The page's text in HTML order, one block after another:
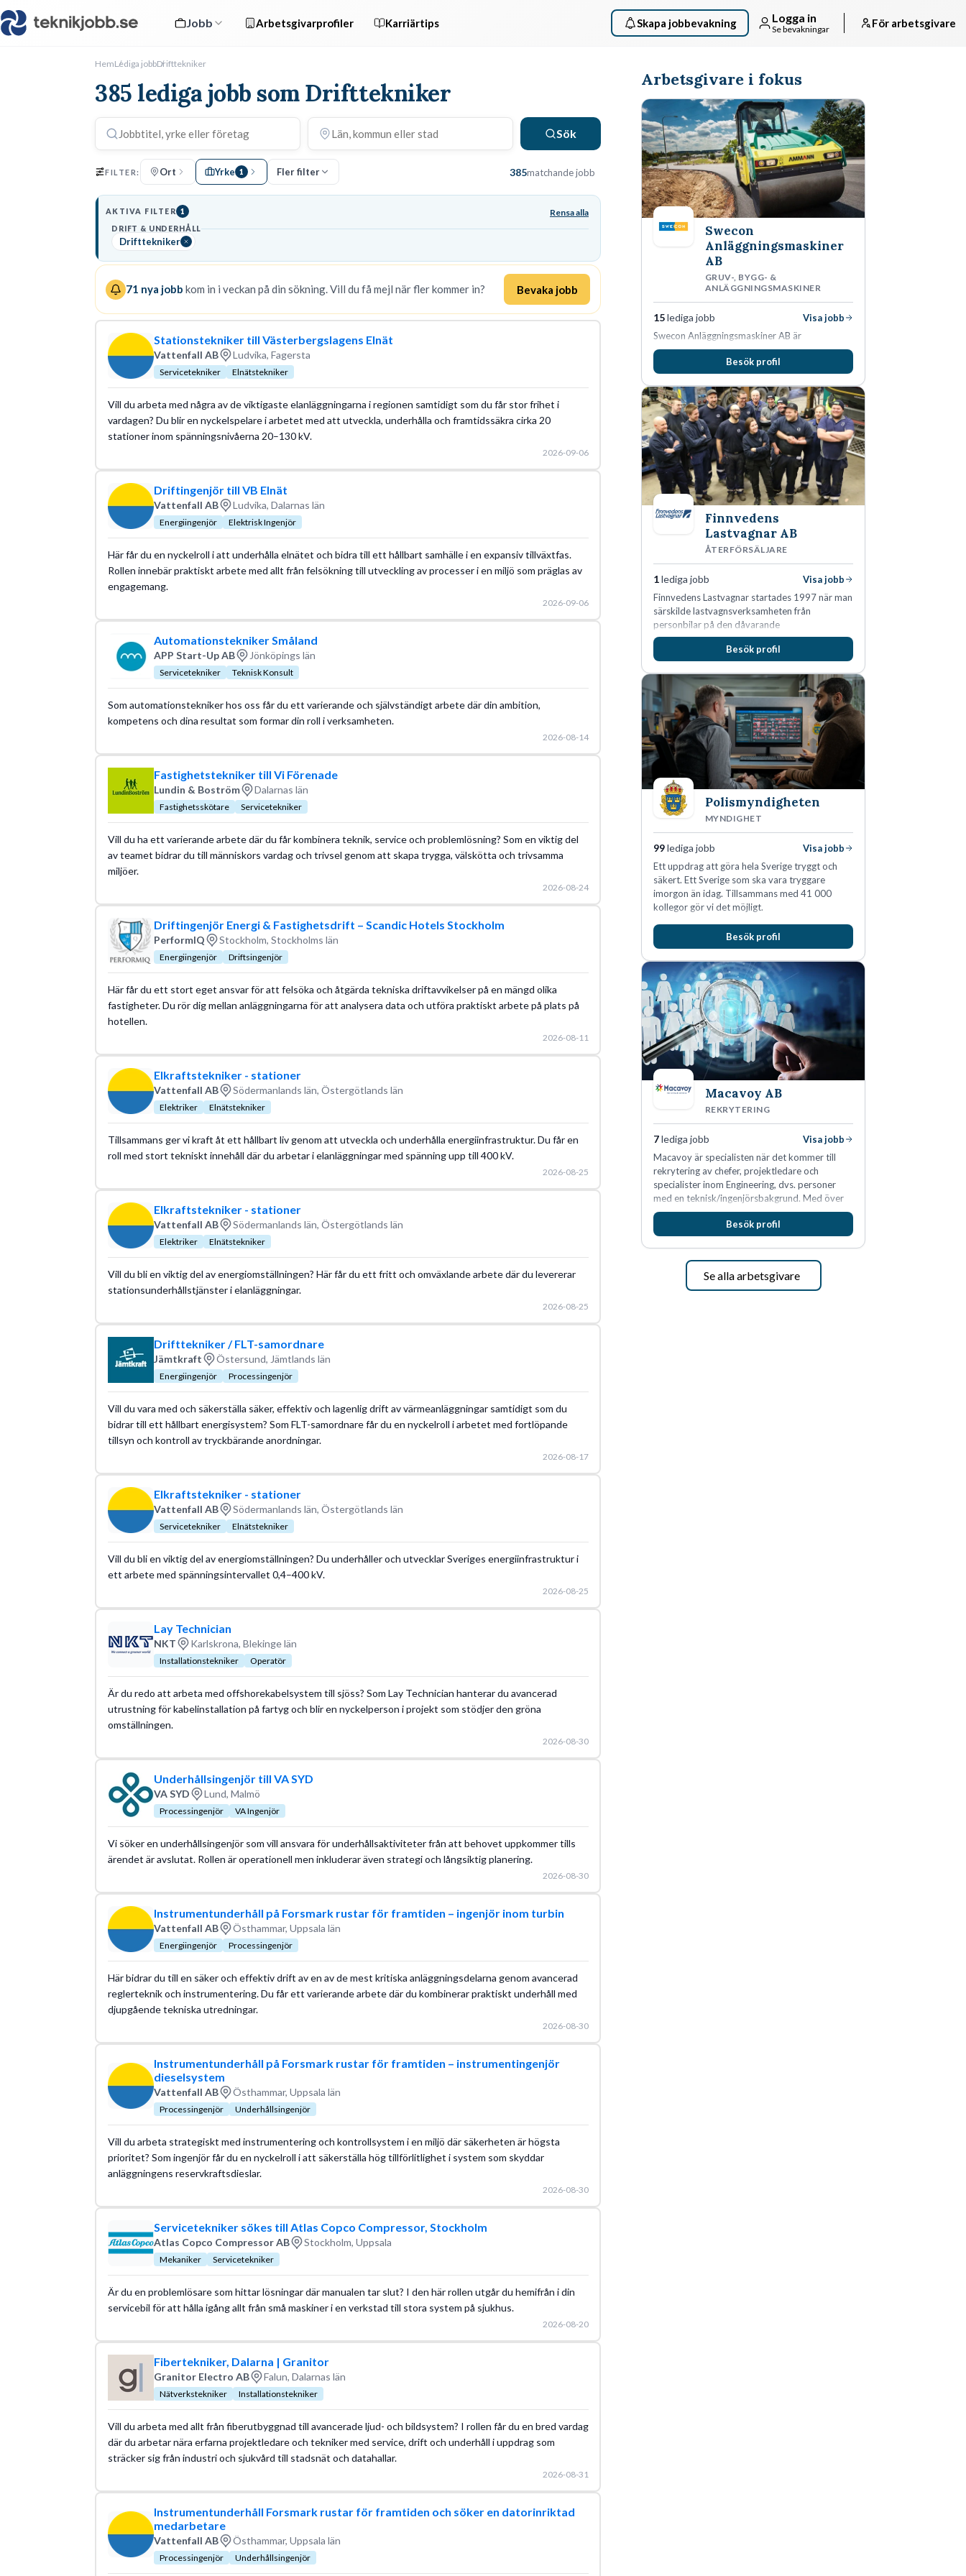
Jobb Arbetsgivarprofiler Karriärtips Skapa jobbevakning Logga in
Se bevakningar För arbetsgivare
HemLediga jobbDrifttekniker
385 lediga jobb som Drifttekniker
Sök
FILTER: Ort Yrke 1 Fler filter 385matchande jobb
AKTIVA FILTER 1 Rensa alla
DRIFT & UNDERHÅLL
Drifttekniker
71 nya jobb kom in i veckan på din sökning. Vill du få mejl när fler kommer in? Bevaka jobb
Stationstekniker till Västerbergslagens Elnät
Vattenfall AB Ludvika, Fagersta
Servicetekniker Elnätstekniker
Vill du arbeta med några av de viktigaste elanläggningarna i regionen samtidigt som du får stor frihet i
vardagen? Du blir en nyckelspelare i arbetet med att utveckla, underhålla och framtidssäkra cirka 20
stationer inom spänningsnivåerna 20–130 kV.
2026-09-06
Driftingenjör till VB Elnät
Vattenfall AB Ludvika, Dalarnas län
Energiingenjör Elektrisk Ingenjör
Här får du en nyckelroll i att underhålla elnätet och bidra till ett hållbart samhälle i en expansiv tillväxtfas.
Rollen innebär praktiskt arbete med allt från felsökning till utveckling av processer i en miljö som präglas av
engagemang.
2026-09-06
Automationstekniker Småland
APP Start-Up AB Jönköpings län
Servicetekniker Teknisk Konsult
Som automationstekniker hos oss får du ett varierande och självständigt arbete där din ambition,
kompetens och dina resultat som formar din roll i verksamheten.
2026-08-14
Fastighetstekniker till Vi Förenade
Lundin & Boström Dalarnas län
Fastighetsskötare Servicetekniker
Vill du ha ett varierande arbete där du får kombinera teknik, service och problemlösning? Som en viktig del
av teamet bidrar du till människors vardag och trivsel genom att skapa trygga, välskötta och trivsamma
miljöer.
2026-08-24
Driftingenjör Energi & Fastighetsdrift – Scandic Hotels Stockholm
PerformIQ Stockholm, Stockholms län
Energiingenjör Driftsingenjör
Här får du ett stort eget ansvar för att felsöka och åtgärda tekniska driftavvikelser på en mängd olika
fastigheter. Du rör dig mellan anläggningarna för att analysera data och utföra praktiskt arbete på plats på
hotellen.
2026-08-11
Elkraftstekniker - stationer
Vattenfall AB Södermanlands län, Östergötlands län
Elektriker Elnätstekniker
Tillsammans ger vi kraft åt ett hållbart liv genom att utveckla och underhålla energiinfrastruktur. Du får en
roll med stort tekniskt innehåll där du arbetar i elanläggningar med spänning upp till 400 kV.
2026-08-25
Elkraftstekniker - stationer
Vattenfall AB Södermanlands län, Östergötlands län
Elektriker Elnätstekniker
Vill du bli en viktig del av energiomställningen? Här får du ett fritt och omväxlande arbete där du levererar
stationsunderhållstjänster i elanläggningar.
2026-08-25
Drifttekniker / FLT-samordnare
Jämtkraft Östersund, Jämtlands län
Energiingenjör Processingenjör
Vill du vara med och säkerställa säker, effektiv och lagenlig drift av värmeanläggningar samtidigt som du
bidrar till ett hållbart energisystem? Som FLT-samordnare får du en nyckelroll i arbetet med fortlöpande
tillsyn och kontroll av tryckbärande anordningar.
2026-08-17
Elkraftstekniker - stationer
Vattenfall AB Södermanlands län, Östergötlands län
Servicetekniker Elnätstekniker
Vill du bli en viktig del av energiomställningen? Du underhåller och utvecklar Sveriges energiinfrastruktur i
ett arbete med spänningsintervallet 0,4–400 kV.
2026-08-25
Lay Technician
NKT Karlskrona, Blekinge län
Installationstekniker Operatör
Är du redo att arbeta med offshorekabelsystem till sjöss? Som Lay Technician hanterar du avancerad
utrustning för kabelinstallation på fartyg och blir en nyckelperson i projekt som stödjer den gröna
omställningen.
2026-08-30
Underhållsingenjör till VA SYD
VA SYD Lund, Malmö
Processingenjör VA Ingenjör
Vi söker en underhållsingenjör som vill ansvara för underhållsaktiviteter från att behovet uppkommer tills
ärendet är avslutat. Rollen är operationell men inkluderar även strategi och långsiktig planering.
2026-08-30
Instrumentunderhåll på Forsmark rustar för framtiden – ingenjör inom turbin
Vattenfall AB Östhammar, Uppsala län
Energiingenjör Processingenjör
Här bidrar du till en säker och effektiv drift av en av de mest kritiska anläggningsdelarna genom avancerad
reglerteknik och instrumentering. Du får ett varierande arbete där du kombinerar praktiskt underhåll med
djupgående tekniska utredningar.
2026-08-30
Instrumentunderhåll på Forsmark rustar för framtiden – instrumentingenjör
dieselsystem
Vattenfall AB Östhammar, Uppsala län
Processingenjör Underhållsingenjör
Vill du arbeta strategiskt med instrumentering och kontrollsystem i en miljö där säkerheten är högsta
prioritet? Som ingenjör får du en nyckelroll i att säkerställa hög tillförlitlighet i system som skyddar
anläggningens reservkraftsdieslar.
2026-08-30
Servicetekniker sökes till Atlas Copco Compressor, Stockholm
Atlas Copco Compressor AB Stockholm, Uppsala
Mekaniker Servicetekniker
Är du en problemlösare som hittar lösningar där manualen tar slut? I den här rollen utgår du hemifrån i din
servicebil för att hålla igång allt från små maskiner i en verkstad till stora system på sjukhus.
2026-08-20
Fibertekniker, Dalarna | Granitor
Granitor Electro AB Falun, Dalarnas län
Nätverkstekniker Installationstekniker
Vill du arbeta med allt från fiberutbyggnad till avancerade ljud- och bildsystem? I rollen får du en bred vardag
där du arbetar nära erfarna projektledare och tekniker med service, drift och underhåll i uppdrag som
sträcker sig från industri och sjukvård till stadsnät och datahallar.
2026-08-31
Instrumentunderhåll Forsmark rustar för framtiden och söker en datorinriktad
medarbetare
Vattenfall AB Östhammar, Uppsala län
Processingenjör Underhållsingenjör
Arbetsgivare i fokus
Swecon
Anläggningsmaskiner
AB
GRUV-, BYGG- &
ANLÄGGNINGSMASKINER
15lediga jobb
Visa jobb
Swecon Anläggningsmaskiner AB är
återförsäljare av Volvo Construction Equipment
i Sverige, Estland, Lettland, Litauen samt delar
av Tyskland.
Besök profil
Finnvedens
Lastvagnar AB
ÅTERFÖRSÄLJARE
1lediga jobb
Visa jobb
Finnvedens Lastvagnar startades 1997 när man
särskilde lastvagnsverksamheten från
personbilar på den dåvarande
huvudanläggningen i Värnamo. Sedan dess har
man expanderat kraftigt genom ett antal
den största privata återförsäljaren av Volvo
Lastvagnar och finns representerade på 20
orter i södra Sverige.
Besök profil
Polismyndigheten
MYNDIGHET
99lediga jobb
Visa jobb
Ett uppdrag att göra hela Sverige tryggt och
säkert. Ett Sverige som ska vara tryggare
imorgon än idag. Tillsammans med 41 000
kollegor gör vi det möjligt.
Besök profil
Macavoy AB
REKRYTERING
7lediga jobb
Visa jobb
Macavoy är specialisten när det kommer till
rekrytering av chefer, projektledare och
specialister inom Engineering, dvs. personer
med en teknisk/ingenjörsbakgrund. Med över
15 års erfarenhet och 400 lyckade
rekryteringar kan Macavoy erbjuda
konsultation i en rekrytering som gör skillnad.
Besök profil
Se alla arbetsgivare